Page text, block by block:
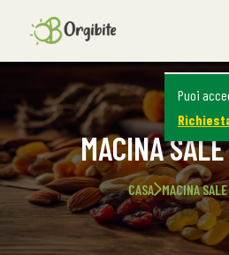
Puoi
MACINA
CASA MACINA